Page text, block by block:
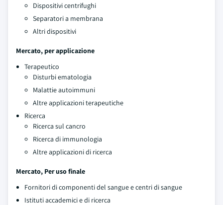
Dispositivi centrifughi
Separatori a membrana
Altri dispositivi
Mercato, per applicazione
Terapeutico
Disturbi ematologia
Malattie autoimmuni
Altre applicazioni terapeutiche
Ricerca
Ricerca sul cancro
Ricerca di immunologia
Altre applicazioni di ricerca
Mercato, Per uso finale
Fornitori di componenti del sangue e centri di sangue
Istituti accademici e di ricerca